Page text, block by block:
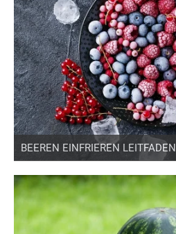
BEEREN EINFRIEREN LEITFADEN